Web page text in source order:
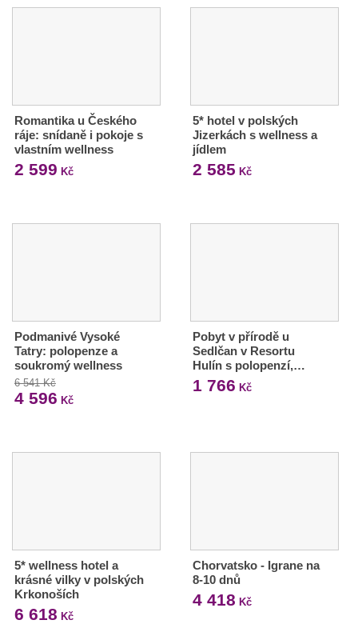
Romantika u Českého
ráje: snídaně i pokoje s
vlastním wellness
2 599 Kč
5* hotel v polských
Jizerkách s wellness a
jídlem
2 585 Kč
Podmanivé Vysoké
Tatry: polopenze a
soukromý wellness
6 541 Kč
4 596 Kč
Pobyt v přírodě u
Sedlčan v Resortu
Hulín s polopenzí,…
1 766 Kč
5* wellness hotel a
krásné vilky v polských
Krkonoších
6 618 Kč
Chorvatsko - Igrane na
8-10 dnů
4 418 Kč